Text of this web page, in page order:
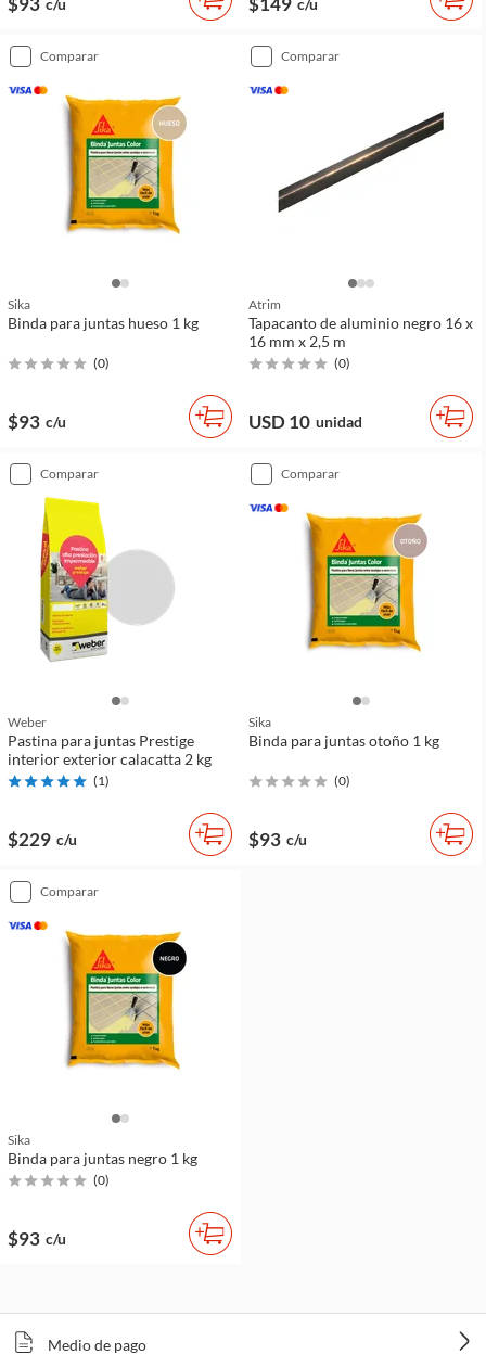
c/u c/u
comparar
Sika
Binda para juntas hueso 1 kg
(0)
$93 c/u
comparar
Atrim
Tapacanto de aluminio negro 16 x
16 mm x 2,5 m
(0)
USD 10 unidad
comparar
Weber
Pastina para juntas Prestige
interior exterior calacatta 2 kg
(1)
$229 c/u
comparar
Sika
Binda para juntas otoño 1 kg
(0)
$93 c/u
comparar
Sika
Binda para juntas negro 1 kg
(0)
$93 c/u
Medio de pago